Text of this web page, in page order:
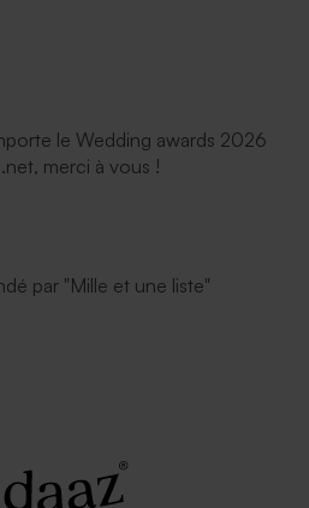
le Wedding awards 2026
merci à vous !
par "Mille et une liste"